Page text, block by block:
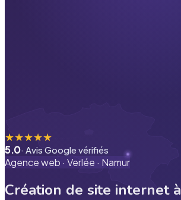
★★★★★
5.0· Avis Google vérifiés
Agence web · Verlée · Namur
Création de site internet à